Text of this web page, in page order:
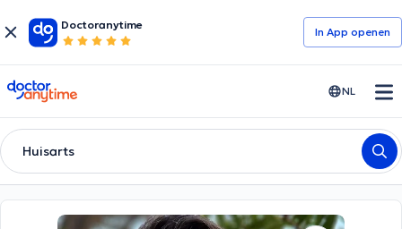
Doctoranytime
In App openen
doctoranytime NL
Huisarts